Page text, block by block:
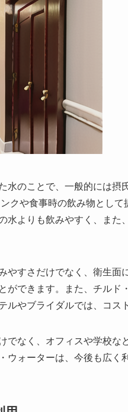
水のことで、一般的には摂
クや食事時の飲み物とし
水よりも飲みやすく、また
すさだけでなく、衛生面
ができます。また、チルド
やブライダルでは、コス
でなく、オフィスや学校な
ォーターは、今後も広く